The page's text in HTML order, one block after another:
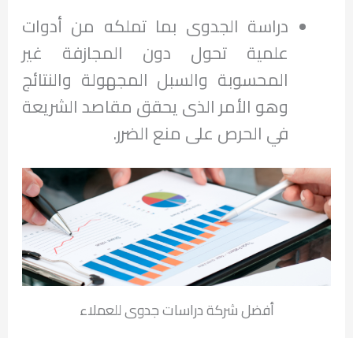
دراسة الجدوى بما تملكه من أدوات
علمية تحول دون المجازفة غير
المحسوبة والسبل المجهولة والنتائج
وهو الأمر الذى يحقق مقاصد الشريعة
في الحرص على منع الضرر.
أفضل شركة دراسات جدوى للعملاء